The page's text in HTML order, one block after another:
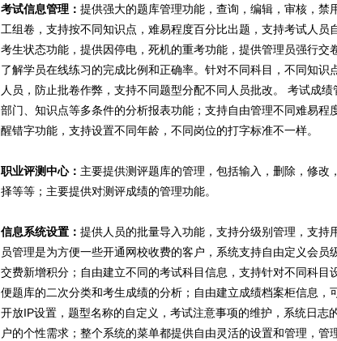
考试信息管理： 提供强大的题库管理功能，查询，编辑，审核，
工组卷，支持按不同知识点，难易程度百分比出题，支持考试人
考生状态功能，提供因停电，死机的重考功能，提供管理员强行
了解学员在线练习的完成比例和正确率。针对不同科目，不同知
人员，防止批卷作弊，支持不同题型分配不同人员批改。 考试成
部门、知识点等多条件的分析报表功能；支持自由管理不同难易
醒错字功能，支持设置不同年龄，不同岗位的打字标准不一样。
职业评测中心： 主要提供测评题库的管理，包括输入，删除，修
择等等；主要提供对测评成绩的管理功能。
信息系统设置： 提供人员的批量导入功能，支持分级别管理，支
员管理是为方便一些开通网校收费的客户，系统支持自由定义会
交费新增积分；自由建立不同的考试科目信息，支持针对不同科
便题库的二次分类和考生成绩的分析；自由建立成绩档案柜信息
开放IP设置，题型名称的自定义，考试注意事项的维护，系统日
户的个性需求；整个系统的菜单都提供自由灵活的设置和管理，